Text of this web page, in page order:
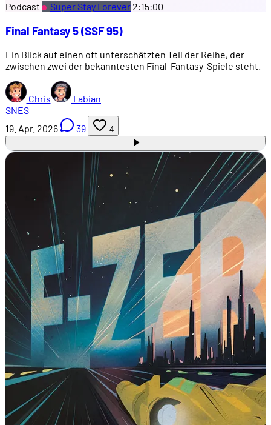
Podcast Super Stay Forever 2:15:00
Final Fantasy 5 (SSF 95)
Ein Blick auf einen oft unterschätzten Teil der Reihe, der
zwischen zwei der bekanntesten Final-Fantasy-Spiele steht.
Chris
Fabian
SNES
19. Apr. 2026
39 4